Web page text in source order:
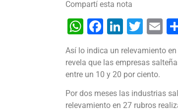
Compartí esta nota
WhatsApp
Facebook
Así lo indica un relevamiento
revela que las empresas
entre un 10 y 20 por ciento.
Por dos meses las industrias
relevamiento en 27 rubros